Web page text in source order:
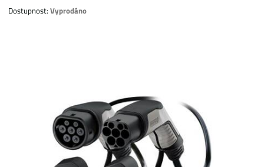
Dostupnost:Vyprodáno